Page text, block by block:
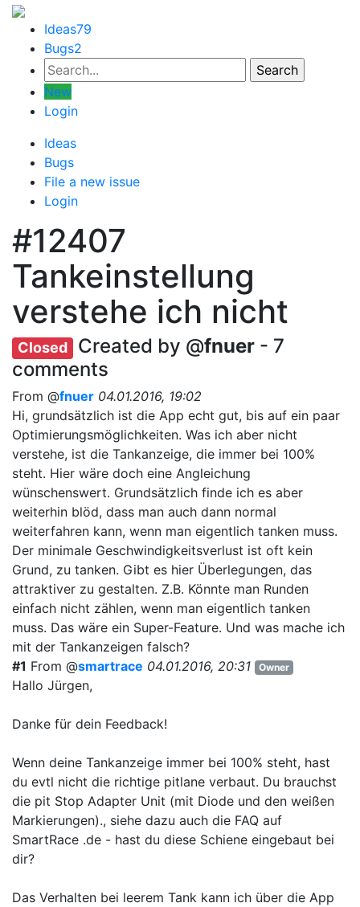
Ideas79
Bugs2
New
Login
Ideas
Bugs
File a new issue
Login
#12407
Tankeinstellung
verstehe ich nicht
Closed Created by @fnuer - 7
comments
From @fnuer 04.01.2016, 19:02
Hi, grundsätzlich ist die App echt gut, bis auf ein paar
Optimierungsmöglichkeiten. Was ich aber nicht
verstehe, ist die Tankanzeige, die immer bei 100%
steht. Hier wäre doch eine Angleichung
wünschenswert. Grundsätzlich finde ich es aber
weiterhin blöd, dass man auch dann normal
weiterfahren kann, wenn man eigentlich tanken muss.
Der minimale Geschwindigkeitsverlust ist oft kein
Grund, zu tanken. Gibt es hier Überlegungen, das
attraktiver zu gestalten. Z.B. Könnte man Runden
einfach nicht zählen, wenn man eigentlich tanken
muss. Das wäre ein Super-Feature. Und was mache ich
mit der Tankanzeigen falsch?
#1 From @smartrace 04.01.2016, 20:31 Owner
Hallo Jürgen,
Danke für dein Feedback!
Wenn deine Tankanzeige immer bei 100% steht, hast
du evtl nicht die richtige pitlane verbaut. Du brauchst
die pit Stop Adapter Unit (mit Diode und den weißen
Markierungen)., siehe dazu auch die FAQ auf
SmartRace .de - hast du diese Schiene eingebaut bei
dir?
Das Verhalten bei leerem Tank kann ich über die App